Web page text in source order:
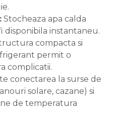
Stocheaza apa calda
disponibila instantaneu.
compacta si
permit o
complicatii.
conectarea la surse de
solare, cazane) si
de temperatura